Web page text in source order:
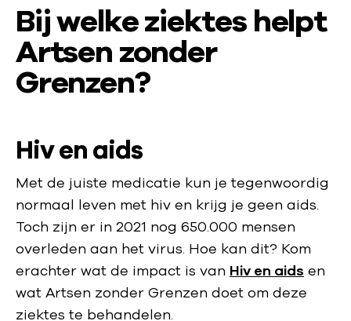
Bij welke ziektes helpt
Artsen zonder
Grenzen?
Hiv en aids
Met de juiste medicatie kun je tegenwoordig
normaal leven met hiv en krijg je geen aids.
Toch zijn er in 2021 nog 650.000 mensen
overleden aan het virus. Hoe kan dit? Kom
erachter wat de impact is van Hiv en aids en
wat Artsen zonder Grenzen doet om deze
ziektes te behandelen.